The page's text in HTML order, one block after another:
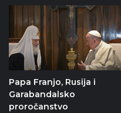
Papa Franjo, Rusija i
Garabandalsko
proročanstvo